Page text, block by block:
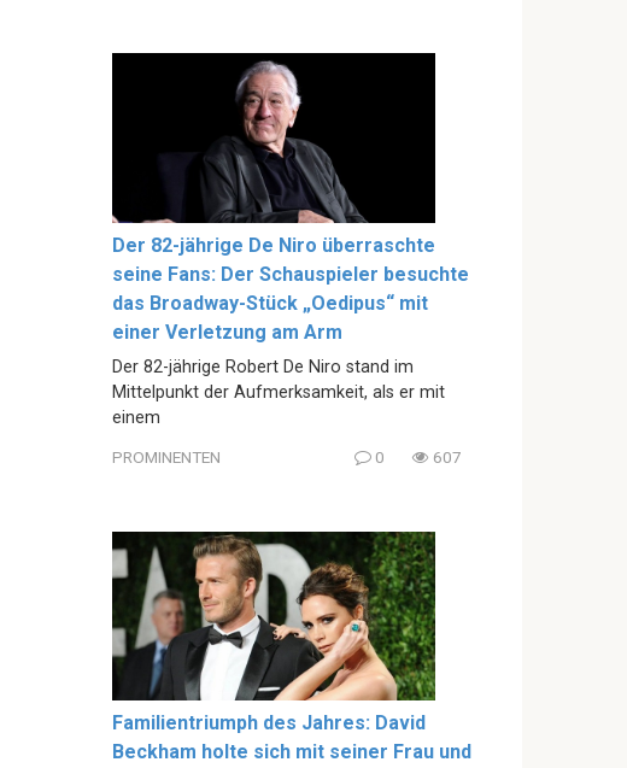
Der 82-jährige De Niro überraschte
seine Fans: Der Schauspieler besuchte
das Broadway-Stück „Oedipus“ mit
einer Verletzung am Arm
Der 82-jährige Robert De Niro stand im
Mittelpunkt der Aufmerksamkeit, als er mit
einem
PROMINENTEN 0 607
Familientriumph des Jahres: David
Beckham holte sich mit seiner Frau und